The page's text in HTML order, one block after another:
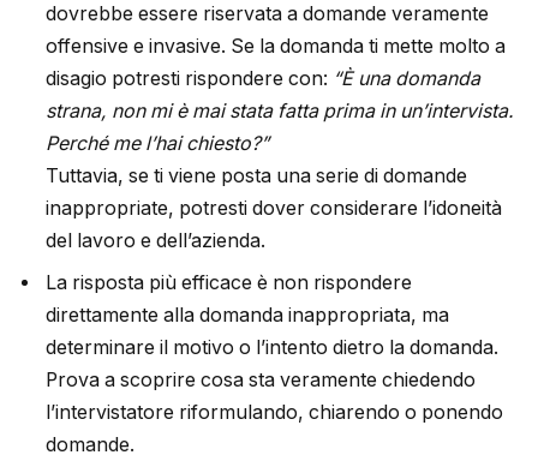
dovrebbe essere riservata a domande veramente
offensive e invasive. Se la domanda ti mette molto a
disagio potresti rispondere con: “È una domanda
strana, non mi è mai stata fatta prima in un’intervista.
Perché me l’hai chiesto?”
Tuttavia, se ti viene posta una serie di domande
inappropriate, potresti dover considerare l’idoneità
del lavoro e dell’azienda.
La risposta più efficace è non rispondere
direttamente alla domanda inappropriata, ma
determinare il motivo o l’intento dietro la domanda.
Prova a scoprire cosa sta veramente chiedendo
l’intervistatore riformulando, chiarendo o ponendo
domande.